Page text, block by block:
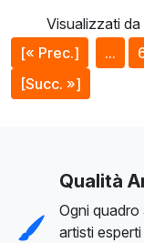
Visualizzati da
[« Prec.]
...
[Succ. »]
Qualità
Ogni
artisti